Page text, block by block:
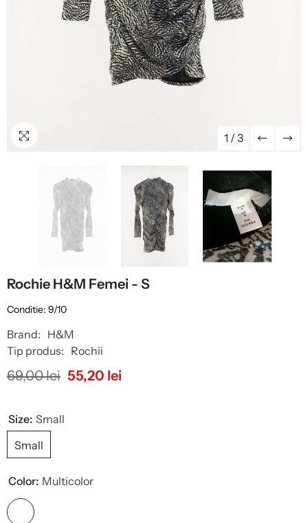
1 / 3
Rochie H&M Femei - S
Conditie: 9/10
Brand: H&M
Tip produs: Rochii
69,00 lei 55,20 lei
Size: Small
Small
Color: Multicolor